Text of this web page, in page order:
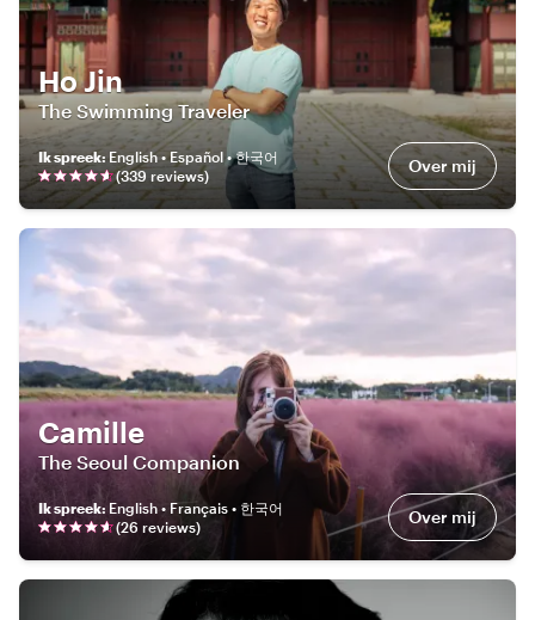
Ho Jin
The Swimming Traveler
Ik spreek: English • Español • 한국어
(339 reviews) Over mij
Camille
The Seoul Companion
Ik spreek: English • Français • 한국어
(26 reviews) Over mij